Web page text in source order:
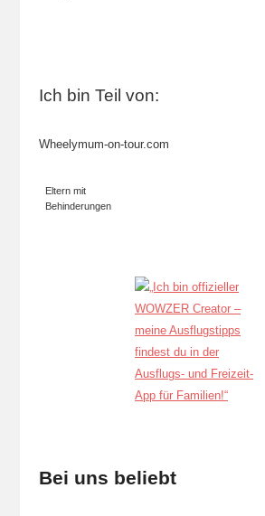
Ich bin Teil von:
Wheelymum-on-tour.com
Eltern mit
Behinderungen
Bei uns beliebt